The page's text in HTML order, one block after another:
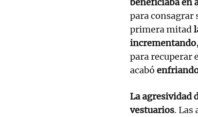
para consagrar
primera mitad
incrementando
para recuperar
acabó
La agresividad
vestuarios. Las